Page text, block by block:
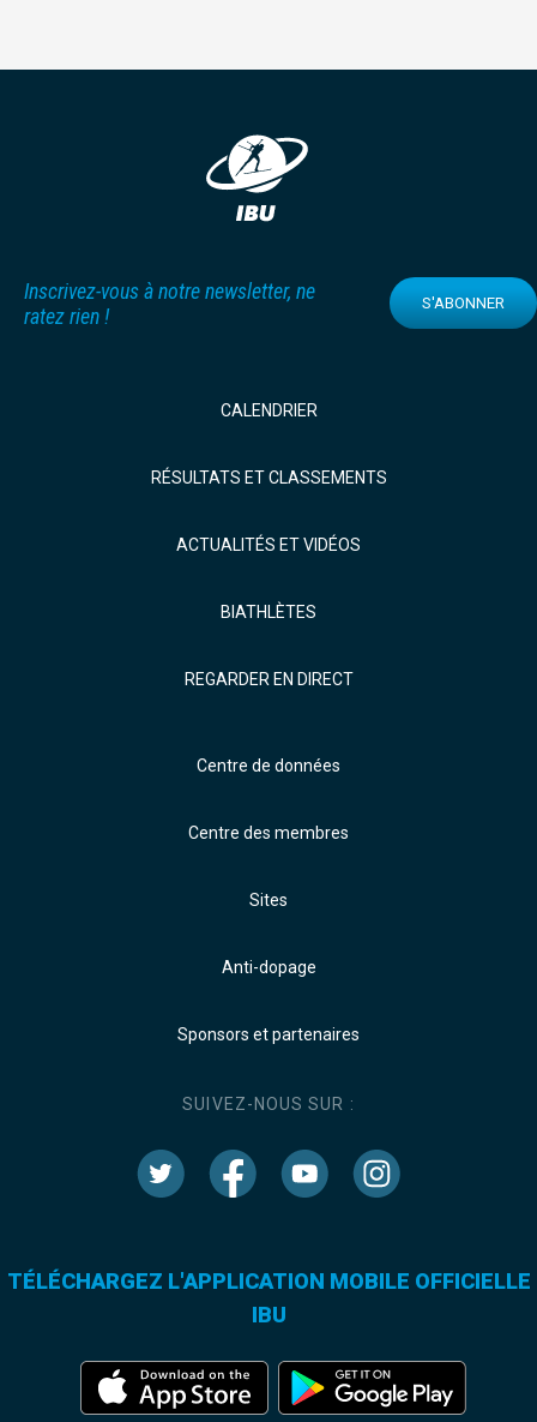
Inscrivez-vous à notre newsletter, ne
ratez rien !
S'ABONNER
CALENDRIER
RÉSULTATS ET CLASSEMENTS
ACTUALITÉS ET VIDÉOS
BIATHLÈTES
REGARDER EN DIRECT
Centre de données
Centre des membres
Sites
Anti-dopage
Sponsors et partenaires
SUIVEZ-NOUS SUR :
TÉLÉCHARGEZ L'APPLICATION MOBILE OFFICIELLE
IBU